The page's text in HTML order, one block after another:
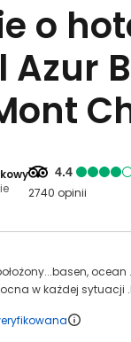
o
Azur
4.4
2740 opinii
w każdej sytuacji